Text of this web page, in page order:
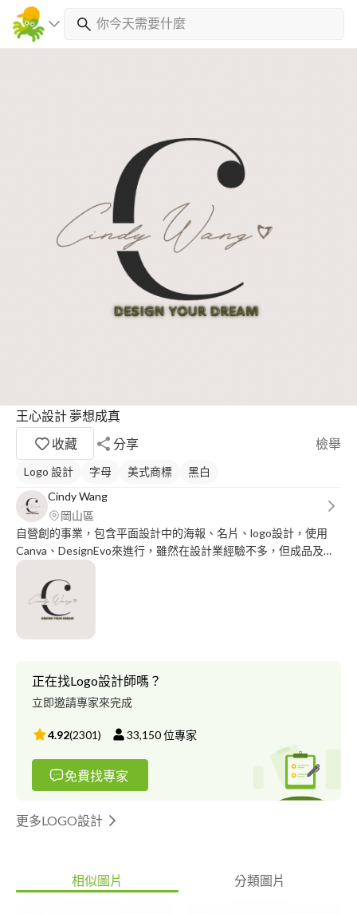
王心設計 夢想成真
收藏
分享 檢舉
Logo 設計 字母 美式商標
黑白
Cindy Wang
岡山區
自營創的事業，包含平面設計中的海報、名片、logo設計，使用
Canva、DesignEvo來進行，雖然在設計業經驗不多，但成品及態
度值得您的喜愛及信賴*********Wang, Design your dream.
正在找Logo設計師嗎？
立即邀請專家來完成
4.92(2301) 33,150位專家
免費找專家
更多LOGO設計
相似圖片 分類圖片